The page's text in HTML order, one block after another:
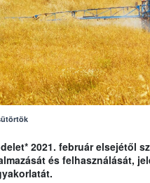
2021. február elsejétől
és felhasználását,